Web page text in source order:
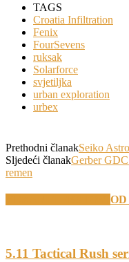
TAGS
Croatia Infiltration
Fenix
FourSevens
ruksak
Solarforce
svjetiljka
urban exploration
urbex
Prethodni članakSeiko
Sljedeći članakGerber
remen
5.11 Tactical Rush